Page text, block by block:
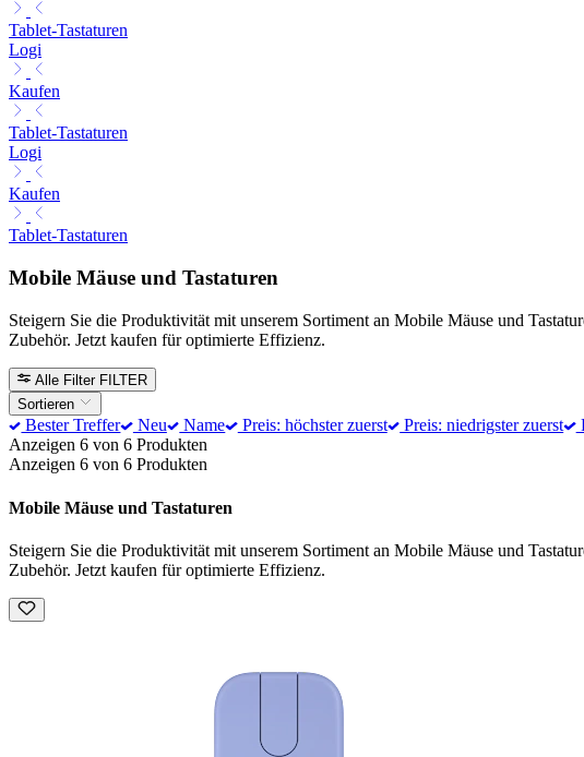
Tablet-Tastaturen
Logi
Kaufen
Tablet-Tastaturen
Logi
Kaufen
Tablet-Tastaturen
Mobile Mäuse und Tastaturen
Steigern Sie die Produktivität mit unserem Sortiment an Mobile Mäuse und
Zubehör. Jetzt kaufen für optimierte Effizienz.
Alle Filter FILTER
Sortieren
Bester Treffer Neu Name Preis: höchster zuerst Preis: niedrigster zuerst
Anzeigen 6 von 6 Produkten
Anzeigen 6 von 6 Produkten
Mobile Mäuse und Tastaturen
Steigern Sie die Produktivität mit unserem Sortiment an Mobile Mäuse und
Zubehör. Jetzt kaufen für optimierte Effizienz.